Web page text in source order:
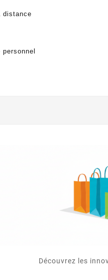
distance
personnel
Découvrez les